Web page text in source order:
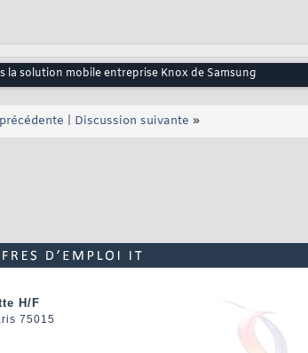
la solution mobile entreprise Knox de Samsung
Discussion suivante »
H/F
75015